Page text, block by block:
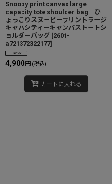
Snoopy print canvas large
capacity tote shoulder bag ひ
ょっこりスヌーピープリントラージ
キャパシティーキャンバストートシ
ョルダーバッグ [2601-
a721372322177]
4,900 円 (税込)
カートに入れる